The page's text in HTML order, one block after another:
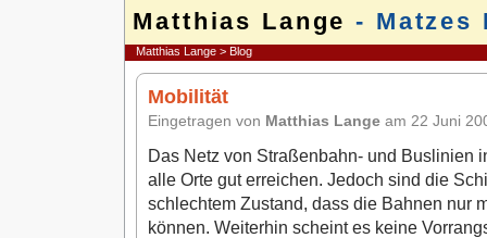
Matthias Lange - Matzes
Matthias Lange > Blog
Mobilität
Eingetragen von Matthias Lange am 22 Juni
Das Netz von Straßenbahn- und Buslinien
alle Orte gut erreichen. Jedoch sind die
schlechtem Zustand, dass die Bahnen nur
können. Weiterhin scheint es keine